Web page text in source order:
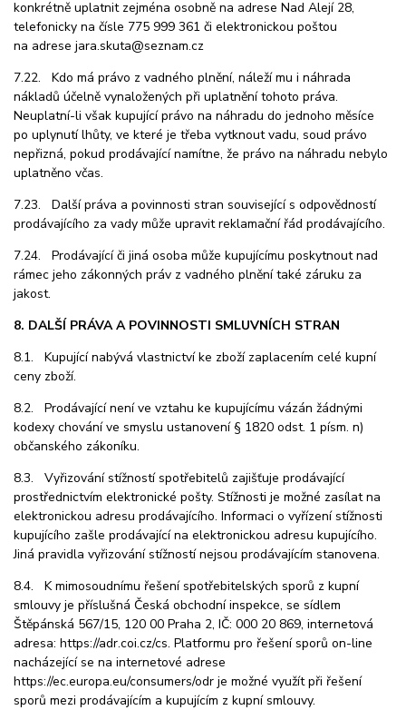
konkrétně uplatnit zejména osobně na adrese Nad Alejí 28,
telefonicky na čísle 775 999 361 či elektronickou poštou
na adrese jara.skuta@seznam.cz
7.22. Kdo má právo z vadného plnění, náleží mu i náhrada
nákladů účelně vynaložených při uplatnění tohoto práva.
Neuplatní-li však kupující právo na náhradu do jednoho měsíce
po uplynutí lhůty, ve které je třeba vytknout vadu, soud právo
nepřizná, pokud prodávající namítne, že právo na náhradu nebylo
uplatněno včas.
7.23. Další práva a povinnosti stran související s odpovědností
prodávajícího za vady může upravit reklamační řád prodávajícího.
7.24. Prodávající či jiná osoba může kupujícímu poskytnout nad
rámec jeho zákonných práv z vadného plnění také záruku za
jakost.
8. DALŠÍ PRÁVA A POVINNOSTI SMLUVNÍCH STRAN
8.1. Kupující nabývá vlastnictví ke zboží zaplacením celé kupní
ceny zboží.
8.2. Prodávající není ve vztahu ke kupujícímu vázán žádnými
kodexy chování ve smyslu ustanovení § 1820 odst. 1 písm. n)
občanského zákoníku.
8.3. Vyřizování stížností spotřebitelů zajišťuje prodávající
prostřednictvím elektronické pošty. Stížnosti je možné zasílat na
elektronickou adresu prodávajícího. Informaci o vyřízení stížnosti
kupujícího zašle prodávající na elektronickou adresu kupujícího.
Jiná pravidla vyřizování stížností nejsou prodávajícím stanovena.
8.4. K mimosoudnímu řešení spotřebitelských sporů z kupní
smlouvy je příslušná Česká obchodní inspekce, se sídlem
Štěpánská 567/15, 120 00 Praha 2, IČ: 000 20 869, internetová
adresa: https://adr.coi.cz/cs. Platformu pro řešení sporů on-line
nacházející se na internetové adrese
https://ec.europa.eu/consumers/odr je možné využít při řešení
sporů mezi prodávajícím a kupujícím z kupní smlouvy.